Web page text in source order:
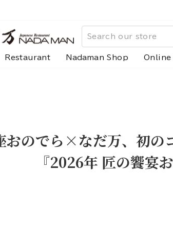
Restaurant Nadaman Shop Online
おのでら×なだ万、初の
『2026年 匠の饗宴